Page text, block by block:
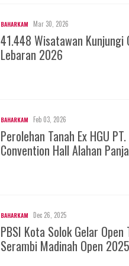
BAHARKAM Mar 30, 2026
41.448 Wisatawan Kunjungi
Lebaran 2026
BAHARKAM Feb 03, 2026
Perolehan Tanah Ex HGU
Convention Hall Alahan
BAHARKAM Dec 26, 2025
PBSI Kota Solok Gelar
Serambi Madinah Open 2025